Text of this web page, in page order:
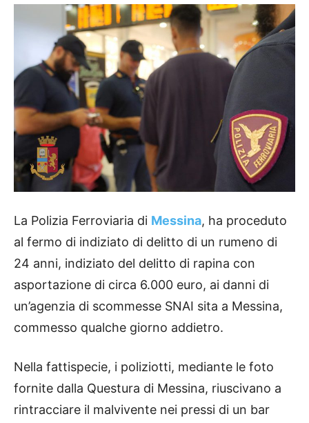
La Polizia Ferroviaria di Messina, ha proceduto
al fermo di indiziato di delitto di un rumeno di
24 anni, indiziato del delitto di rapina con
asportazione di circa 6.000 euro, ai danni di
un’agenzia di scommesse SNAI sita a Messina,
commesso qualche giorno addietro.
Nella fattispecie, i poliziotti, mediante le foto
fornite dalla Questura di Messina, riuscivano a
rintracciare il malvivente nei pressi di un bar